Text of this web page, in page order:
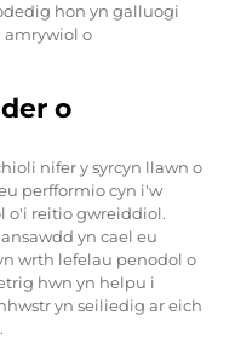
hon yn galluogi
amrywiol o
o
nifer y syrcyn llawn o
perfformio cyn i'w
o'i reitio gwreiddiol.
yn cael eu
wrth lefelau penodol o
hwn yn helpu i
yn seiliedig ar eich